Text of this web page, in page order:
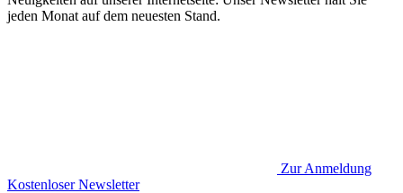
jeden Monat auf dem neuesten Stand.
Zur Anmeldung
Kostenloser Newsletter